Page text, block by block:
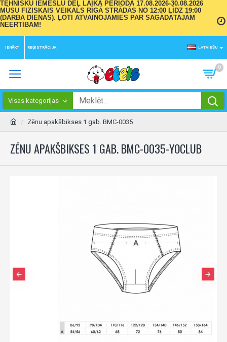
TEHNISKU IEMESLU DĒĻ LAIKA PERIODĀ 17.08.2026-30.08.2026
MŪSU FIZISKAIS VEIKALS RĪGĀ STRĀDĀS NO 12:00 LĪDZ 19:00
(DARBA DIENĀS). ĻOTI ATVAINOJAMIES PAR SAGĀDĀTAJĀM
NEĒRTĪBĀM!
IENĀKT REĢISTRĀCIJA LATVIEŠU
0
Visas kategorijas
Zēnu apakšbikses 1 gab. BMC-0035
ZĒNU APAKŠBIKSES 1 GAB. BMC-0035-YOCLUB